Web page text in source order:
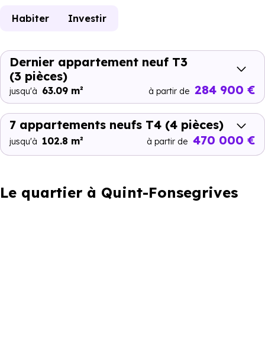
Habiter Investir
Dernier appartement neuf T3
(3 pièces)
jusqu'à 63.09 m² à partir de 284 900 €
7 appartements neufs T4 (4 pièces)
jusqu'à 102.8 m² à partir de 470 000 €
Le quartier à Quint-Fonsegrives